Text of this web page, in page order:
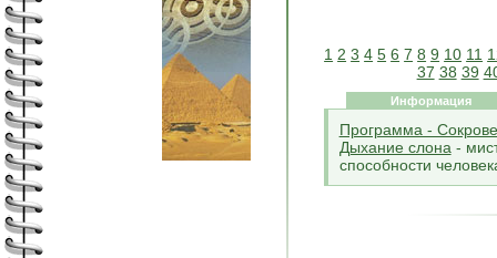
1 2 3 4 5 6 7 8 9 10 11
37 38 39
Информация
Программа -
Дыхание слона -
способности